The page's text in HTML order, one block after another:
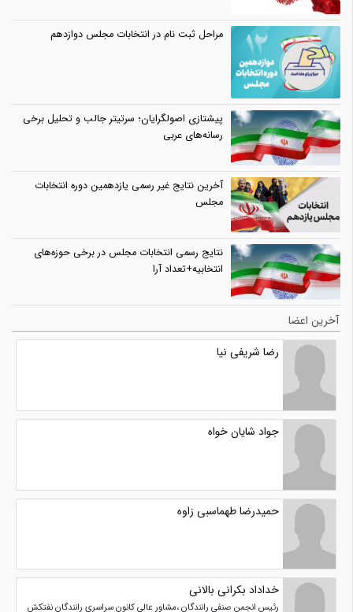
مراحل ثبت نام در انتخابات مجلس دوازدهم
پیشتازی اصولگرایان؛ سرتیتر جالب و تحلیل برخی
رسانه‌های عربی
آخرین نتایج غیر رسمی یازدهمین دوره انتخابات
مجلس
نتایج رسمی انتخابات مجلس در برخی حوزه‌های
انتخابیه+تعداد آرا
آخرین اعضا
رضا شریفی نیا
جواد شایان خواه
حمیدرضا طهماسبی زاوه
خداداد بکرانی بالانی
رئیس انجمن صنفی رانندگان ،مشاور عالی کانون سراسری رانندگان نفتکش